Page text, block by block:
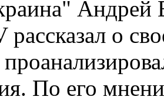
Андрей
о
По его